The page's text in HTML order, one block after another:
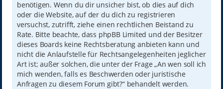
benötigen. Wenn du dir unsicher bist, ob dies auf dich
oder die Website, auf der du dich zu registrieren
versuchst, zutrifft, ziehe einen rechtlichen Beistand zu
Rate. Bitte beachte, dass phpBB Limited und der Besitzer
dieses Boards keine Rechtsberatung anbieten kann und
nicht die Anlaufstelle für Rechtsangelegenheiten jeglicher
Art ist; außer solchen, die unter der Frage „An wen soll ich
mich wenden, falls es Beschwerden oder juristische
Anfragen zu diesem Forum gibt?“ behandelt werden.